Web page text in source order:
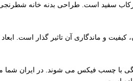
سفید است. طراحی بدنه خانه
با چسب فیکس می شوند. در ایران شما